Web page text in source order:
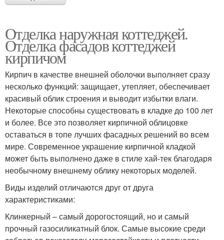
Отделка наружная коттеджей.
Отделка фасадов коттеджей
кирпичом
Кирпич в качестве внешней оболочки выполняет сразу
несколько функций: защищает, утепляет, обеспечивает
красивый облик строения и выводит избытки влаги.
Некоторые способны существовать в кладке до 100 лет
и более. Все это позволяет кирпичной облицовке
оставаться в топе лучших фасадных решений во всем
мире. Современное украшение кирпичной кладкой
может быть выполнено даже в стиле хай-тек благодаря
необычному внешнему облику некоторых моделей.
Виды изделий отличаются друг от друга
характеристиками:
Клинкерный – самый дорогостоящий, но и самый
прочный газосиликатный блок. Самые высокие среди